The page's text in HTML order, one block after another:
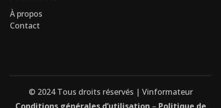
À propos
Contact
© 2024 Tous droits réservés | Vinformateur